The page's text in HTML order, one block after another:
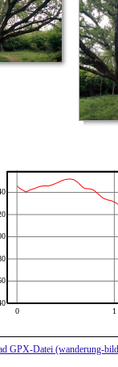
0 1
GPX-Datei (wanderung-